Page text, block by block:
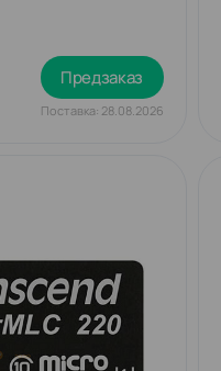
Предзаказ
Поставка: 28.08.2026